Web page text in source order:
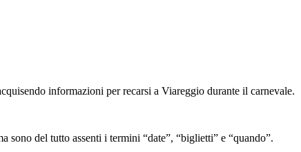
informazioni per recarsi a Viareggio durante il carnevale.
sono del tutto assenti i termini “date”, “biglietti” e “quando”.